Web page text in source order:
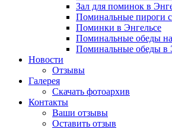
Зал для поминок в
Поминальные пироги с
Поминки в Энгельсе
Поминальные обеды
Поминальные обеды в
Новости
Отзывы
Галерея
Скачать фотоархив
Контакты
Ваши отзывы
Оставить отзыв